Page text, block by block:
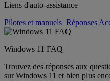
Liens d'auto-assistance
Pilotes et manuels Réponses
Windows 11 FAQ
Trouvez des réponses aux
sur Windows 11 et bien plus